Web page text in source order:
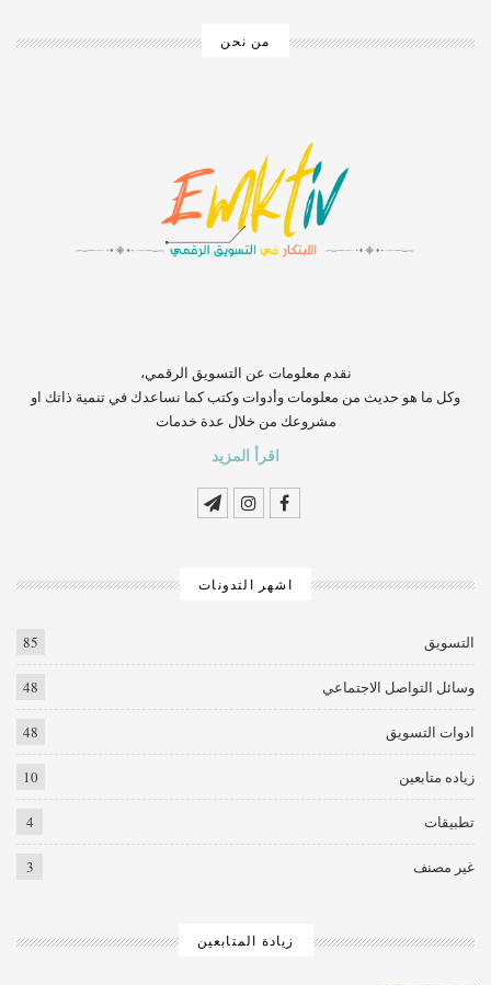
من نحن
‏‏‏‏‏‏‏‏‏‏‏‏‏‏‏‏‏‏‏‏‏‏‏‏‏‏‏‏‏‏‏نقدم معلومات عن التسويق الرقمي،
وكل ما هو حديث من معلومات وأدوات وكتب كما نساعدك في تنمية ذاتك او
مشروعك من خلال عدة خدمات
اقرأ المزيد
اشهر التدونات
التسويق 85
وسائل التواصل الاجتماعي 48
ادوات التسويق 48
زياده متابعين 10
تطبيقات 4
غير مصنف 3
زيادة المتابعين